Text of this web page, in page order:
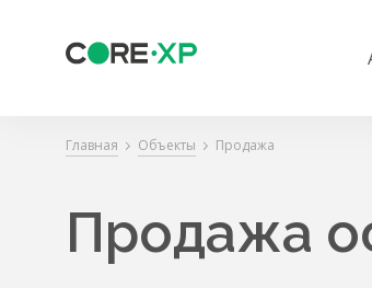
Главная Объекты Продажа
Продажа